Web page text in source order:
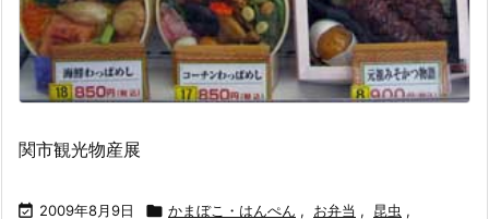
関市観光物産展
 2009年8月9日  かまぼこ・はんぺん , お弁当 , 昆虫 ,